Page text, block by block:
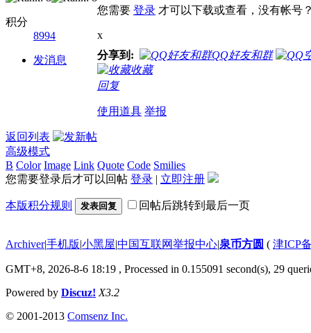
积分
8994
发消息
您需要 登录 才可以下载或查看，没有帐号
x
分享到:
QQ好友和群
收藏
回复
使用道具 举报
返回列表
高级模式
B Color Image Link Quote Code Smilies
您需要登录后才可以回帖 登录 | 立即注册
本版积分规则 发表回复 回帖后跳转到最后一页
Archiver|手机版|小黑屋|中国互联网举报中心|泉币方圆 ( 津ICP
GMT+8, 2026-8-6 18:19 , Processed in 0.155091 second(s), 29
Powered by Discuz! X3.2
© 2001-2013 Comsenz Inc.